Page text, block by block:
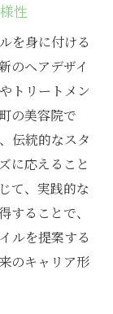
ャンス
プへの道
セット
影響
イスを活
性
性
を身に付ける
のヘアデザイ
トリートメン
の美容院で
伝統的なスタ
に応えること
て、実践的な
することで、
ルを提案する
のキャリア形